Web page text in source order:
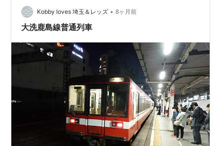
の姿も拝むことができたが、こちらは是非現地へ赴いて
御覧いただきたいので、写真のアップは控え…
Kobby loves 埼玉＆レッズ • 8ヶ月前
大洗鹿島線普通列車